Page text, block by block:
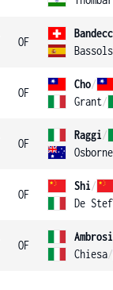
OF
OF
Cho/
Grant/
OF
Raggi/
Osborne
OF
Shi/
De
OF
Chiesa/